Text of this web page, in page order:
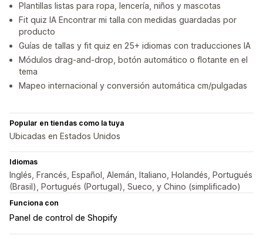
Plantillas listas para ropa, lencería, niños y mascotas
Fit quiz IA Encontrar mi talla con medidas guardadas por
producto
Guías de tallas y fit quiz en 25+ idiomas con traducciones IA
Módulos drag-and-drop, botón automático o flotante en el
tema
Mapeo internacional y conversión automática cm/pulgadas
Popular en tiendas como la tuya
Ubicadas en Estados Unidos
Idiomas
Inglés, Francés, Español, Alemán, Italiano, Holandés, Portugués
(Brasil), Portugués (Portugal), Sueco, y Chino (simplificado)
Funciona con
Panel de control de Shopify